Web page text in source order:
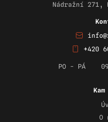
Nádražní 271,
+420
PO - PÁ
O